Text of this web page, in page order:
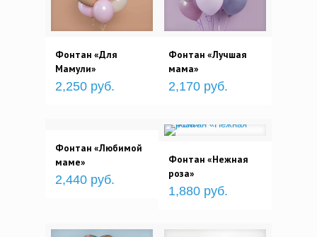
Фонтан «Для
Мамули»
2,250 руб.
Фонтан «Лучшая
мама»
2,170 руб.
Фонтан «Любимой
маме»
2,440 руб.
Фонтан «Нежная
роза»
1,880 руб.